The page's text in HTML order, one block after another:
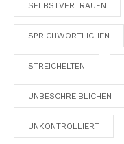
SELBSTVERTRAUEN
SPRICHWÖRTLICHEN
STREICHELTEN
UNBESCHREIBLICHEN
UNKONTROLLIERT